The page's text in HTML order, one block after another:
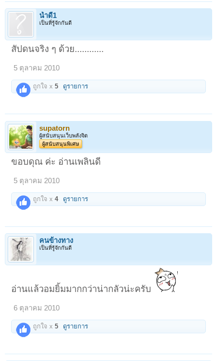
น้ำดี1
เป็นที่รู้จักกันดี
สัปดนจริง ๆ ด้วย............
5 ตุลาคม 2010
ถูกใจ x5 ดูรายการ
supatorn
ผู้สนับสนุนเว็บพลังจิต
ผู้สนับสนุนพิเศษ
ขอบดุณ ค่ะ อ่านเพลินดี
5 ตุลาคม 2010
ถูกใจ x4 ดูรายการ
คนข้างทาง
เป็นที่รู้จักกันดี
อ่านแล้วอมยิ้มมากกว่าน่ากลัวน่ะครับ
6 ตุลาคม 2010
ถูกใจ x5 ดูรายการ